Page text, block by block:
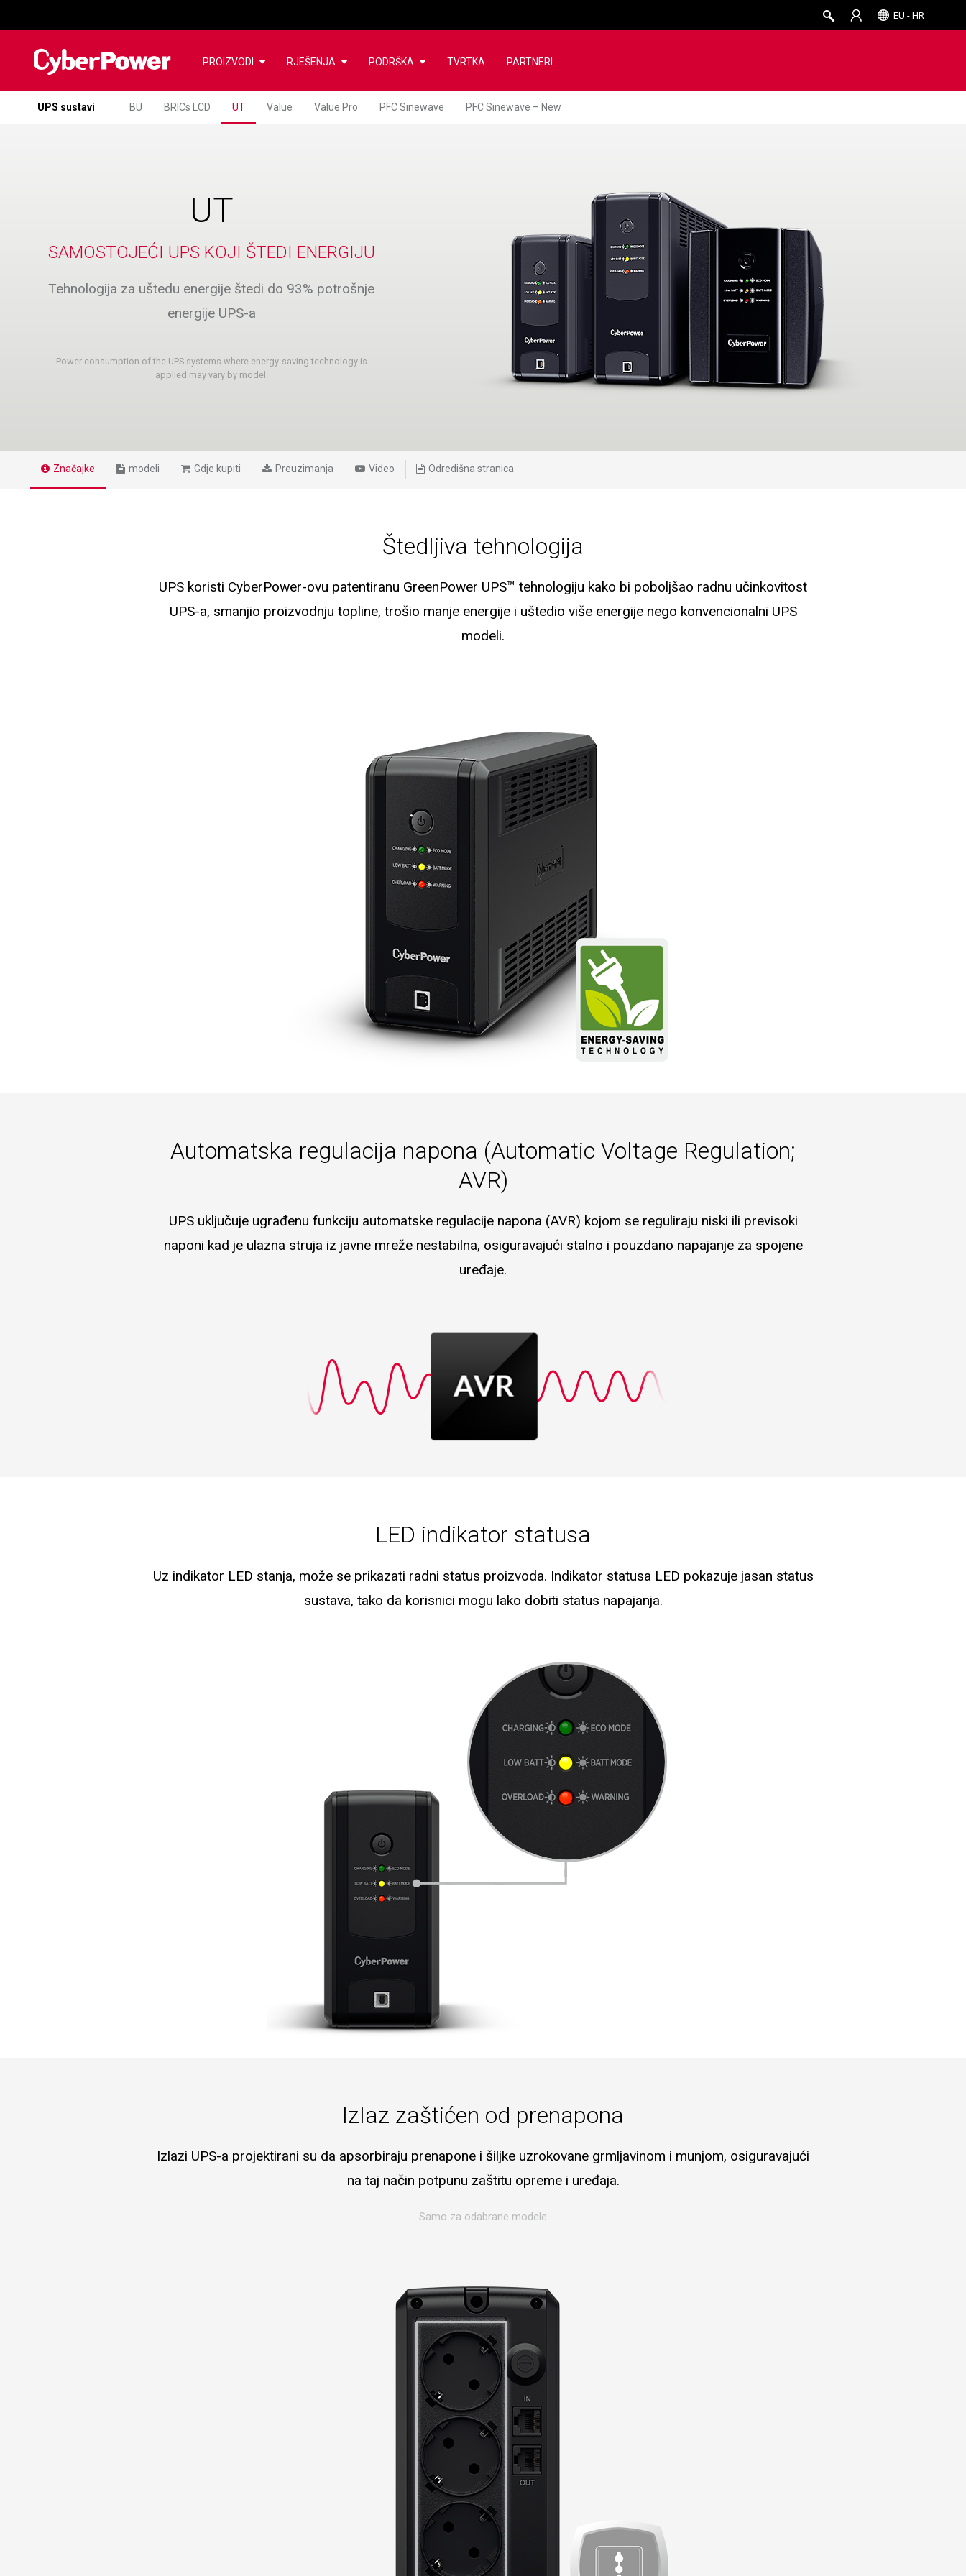
EU - HR
PROIZVODI RJEŠENJA PODRŠKA TVRTKA PARTNERI
UPS sustavi BU BRICs LCD UT Value Value Pro PFC Sinewave PFC Sinewave – New
UT
SAMOSTOJEĆI UPS KOJI ŠTEDI ENERGIJU
Tehnologija za uštedu energije štedi do 93% potrošnje
energije UPS-a
Power consumption of the UPS systems where energy-saving technology is
applied may vary by model.
Značajke modeli Gdje kupiti Preuzimanja Video Odredišna stranica
Štedljiva tehnologija
UPS koristi CyberPower-ovu patentiranu GreenPower UPS™ tehnologiju kako bi poboljšao radnu učinkovitost
UPS-a, smanjio proizvodnju topline, trošio manje energije i uštedio više energije nego konvencionalni UPS
modeli.
Automatska regulacija napona (Automatic Voltage Regulation;
AVR)
UPS uključuje ugrađenu funkciju automatske regulacije napona (AVR) kojom se reguliraju niski ili previsoki
naponi kad je ulazna struja iz javne mreže nestabilna, osiguravajući stalno i pouzdano napajanje za spojene
uređaje.
LED indikator statusa
Uz indikator LED stanja, može se prikazati radni status proizvoda. Indikator statusa LED pokazuje jasan status
sustava, tako da korisnici mogu lako dobiti status napajanja.
Izlaz zaštićen od prenapona
Izlazi UPS-a projektirani su da apsorbiraju prenapone i šiljke uzrokovane grmljavinom i munjom, osiguravajući
na taj način potpunu zaštitu opreme i uređaja.
Samo za odabrane modele